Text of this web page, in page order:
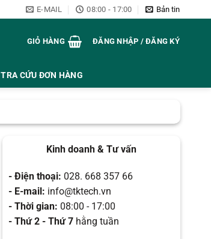
E-MAIL 08:00 - 17:00 Bản tin
GIỎ HÀNG ĐĂNG NHẬP / ĐĂNG KÝ
TRA CỨU ĐƠN HÀNG
Kinh doanh & Tư vấn
- Điện thoại: 028. 668 357 66
- E-mail: info@tktech.vn
- Thời gian: 08:00 - 17:00
- Thứ 2 - Thứ 7 hằng tuần